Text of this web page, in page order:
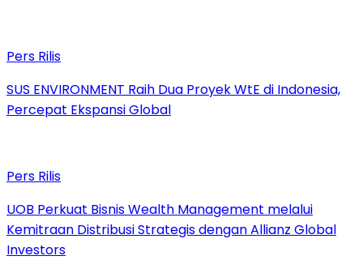
Pers Rilis
SUS ENVIRONMENT Raih Dua Proyek WtE di Indonesia,
Percepat Ekspansi Global
Pers Rilis
UOB Perkuat Bisnis Wealth Management melalui
Kemitraan Distribusi Strategis dengan Allianz Global
Investors